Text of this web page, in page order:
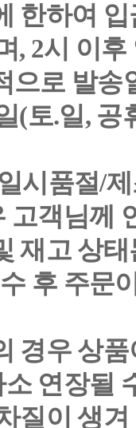
한하여
, 2시 이
으로 발송
(토.일,
시품절/
고객님께
재고 상
후 주문
경우 상
연장될
질이 생